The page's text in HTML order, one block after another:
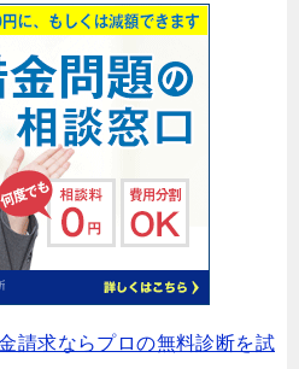
請求ならプロの無料診断を試